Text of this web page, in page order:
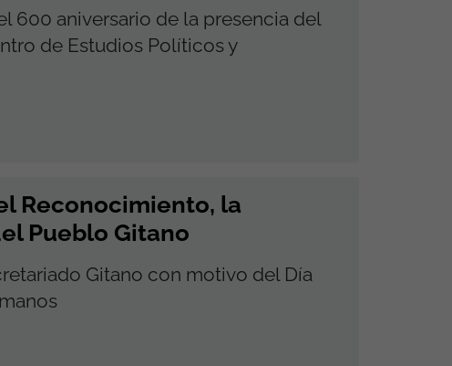
600 aniversario de la presencia del
de Estudios Políticos y
Reconocimiento, la
Pueblo Gitano
Gitano con motivo del Día